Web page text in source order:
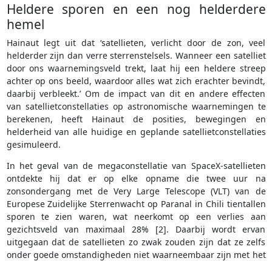
Heldere sporen en een nog helderdere
hemel
Hainaut legt uit dat ‘satellieten, verlicht door de zon, veel
helderder zijn dan verre sterrenstelsels. Wanneer een satelliet
door ons waarnemingsveld trekt, laat hij een heldere streep
achter op ons beeld, waardoor alles wat zich erachter bevindt,
daarbij verbleekt.’ Om de impact van dit en andere effecten
van satellietconstellaties op astronomische waarnemingen te
berekenen, heeft Hainaut de posities, bewegingen en
helderheid van alle huidige en geplande satellietconstellaties
gesimuleerd.
In het geval van de megaconstellatie van SpaceX-satellieten
ontdekte hij dat er op elke opname die twee uur na
zonsondergang met de Very Large Telescope (VLT) van de
Europese Zuidelijke Sterrenwacht op Paranal in Chili tientallen
sporen te zien waren, wat neerkomt op een verlies aan
gezichtsveld van maximaal 28% [2]. Daarbij wordt ervan
uitgegaan dat de satellieten zo zwak zouden zijn dat ze zelfs
onder goede omstandigheden niet waarneembaar zijn met het